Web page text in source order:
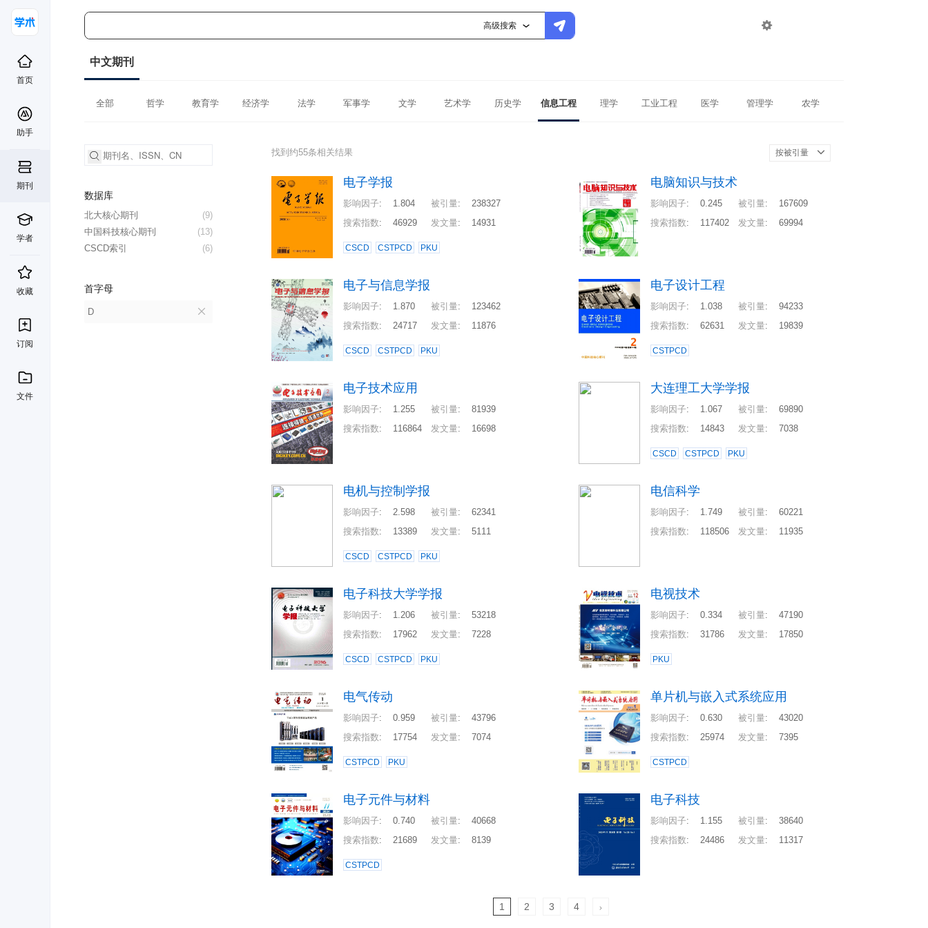
高级搜索 
首页
助手
期刊
学者
收藏
订阅
文件
中文期刊
全部 哲学 教育学 经济学 法学 军事学 文学 艺术学 历史学 信息工程 理学 工业工程 医学 管理学 农学
数据库
(9)
北大核心期刊
(13)
中国科技核心期刊
(6)
CSCD索引
首字母
D
找到约55条相关结果 按被引量
电子学报
影响因子: 1.804 被引量:
238327
搜索指数: 46929 发文量: 14931
CSCD CSTPCD PKU
电脑知识与技术
影响因子: 0.245 被引量:
167609
搜索指数: 117402 发文量: 69994
电子与信息学报
影响因子: 1.870 被引量:
123462
搜索指数: 24717 发文量: 11876
CSCD CSTPCD PKU
电子设计工程
影响因子: 1.038 被引量:
94233
搜索指数: 62631 发文量: 19839
CSTPCD
电子技术应用
影响因子: 1.255 被引量:
81939
搜索指数: 116864 发文量: 16698
大连理工大学学报
影响因子: 1.067 被引量:
69890
搜索指数: 14843 发文量: 7038
CSCD CSTPCD PKU
电机与控制学报
影响因子: 2.598 被引量:
62341
搜索指数: 13389 发文量: 5111
CSCD CSTPCD PKU
电信科学
影响因子: 1.749 被引量:
60221
搜索指数: 118506 发文量: 11935
电子科技大学学报
影响因子: 1.206 被引量:
53218
搜索指数: 17962 发文量: 7228
CSCD CSTPCD PKU
电视技术
影响因子: 0.334 被引量:
47190
搜索指数: 31786 发文量: 17850
PKU
电气传动
影响因子: 0.959 被引量:
43796
搜索指数: 17754 发文量: 7074
CSTPCD PKU
单片机与嵌入式系统应用
影响因子: 0.630 被引量:
43020
搜索指数: 25974 发文量: 7395
CSTPCD
电子元件与材料
影响因子: 0.740 被引量:
40668
搜索指数: 21689 发文量: 8139
CSTPCD
电子科技
影响因子: 1.155 被引量:
38640
搜索指数: 24486 发文量: 11317
1 2 3 4 